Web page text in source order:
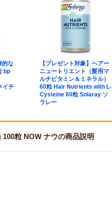
的な
bp
イチ
【プレゼント対象】ヘアー
ニュートリエント（髪用マ
ルチビタミン＆ミネラル）
60粒 Hair Nutrients with L-
Cysteine 60粒 Solaray ソ
ラレー
粒 NOW ナウの商品説明